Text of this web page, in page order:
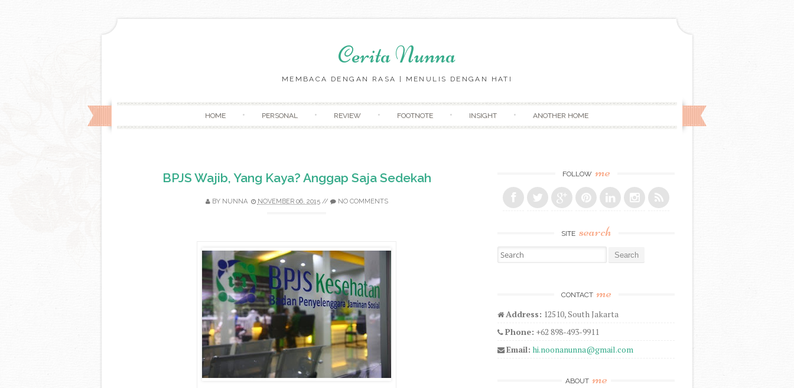
Cerita Nunna
MEMBACA DENGAN RASA | MENULIS DENGAN HATI
HOME PERSONAL REVIEW FOOTNOTE INSIGHT ANOTHER HOME
BPJS Wajib, Yang Kaya? Anggap Saja Sedekah
BY NUNNA NOVEMBER 06, 2015// NO COMMENTS
FOLLOW me
SITE search
Search for:
CONTACT me
Address: 12510, South Jakarta
Phone: +62 898-493-9911
Email: hi.noonanunna@gmail.com
ABOUT me